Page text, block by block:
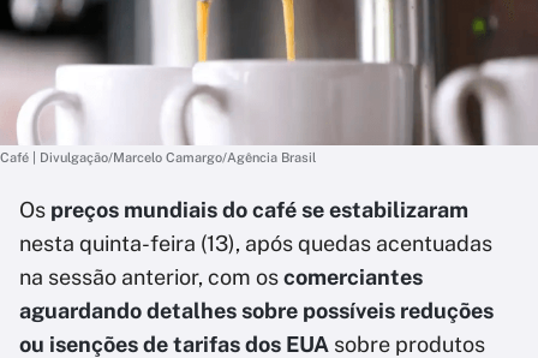
Café | Divulgação/Marcelo Camargo/Agência Brasil
Os preços mundiais do café se estabilizaram
nesta quinta-feira (13), após quedas acentuadas
na sessão anterior, com oscomerciantes
aguardando detalhes sobre possíveis reduções
ou isenções de tarifas dos EUA sobre produtos